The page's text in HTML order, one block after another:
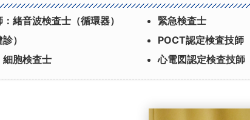
緒音波検査士（循環器）
）
胞検査士
緊急検査士
POCT認定検査技師
心電図認定検査技師